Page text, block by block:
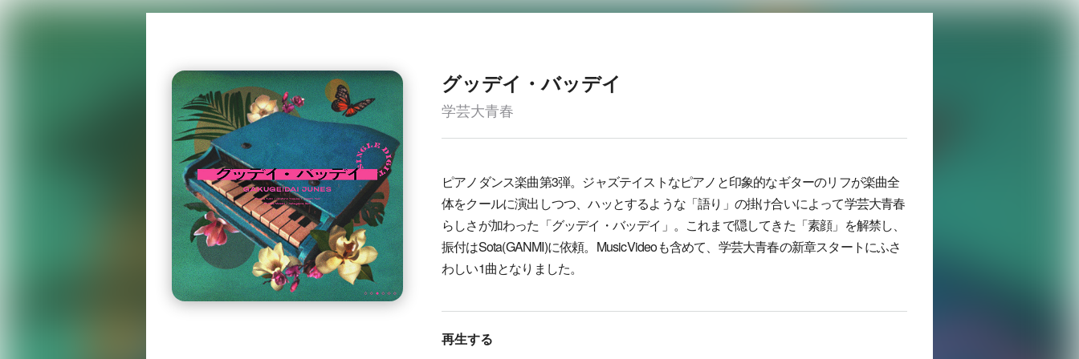
グッデイ・バッデイ
学芸大青春
ピアノダンス楽曲第3弾。ジャズテイストなピアノと印象的なギターのリフが楽曲全
体をクールに演出しつつ、ハッとするような「語り」の掛け合いによって学芸大青春
らしさが加わった「グッデイ・バッデイ」。これまで隠してきた「素顔」を解禁し、
振付はSota(GANMI)に依頼。MusicVideoも含めて、学芸大青春の新章スタートにふさ
わしい1曲となりました。
再生する